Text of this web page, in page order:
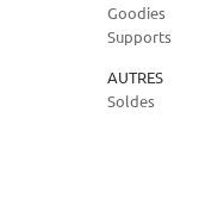
Goodies
Supports
AUTRES
Soldes